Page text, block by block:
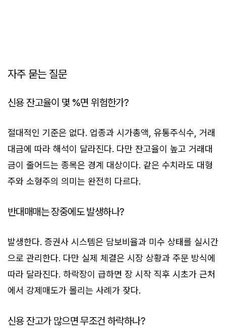
자주 묻는 질문
신용 잔고율이 몇 %면 위험한가?
절대적인 기준은 없다. 업종과 시가총액, 유통주식수, 거래
대금에 따라 해석이 달라진다. 다만 잔고율이 높고 거래대
금이 줄어드는 종목은 경계 대상이다. 같은 수치라도 대형
주와 소형주의 의미는 완전히 다르다.
반대매매는 장중에도 발생하나?
발생한다. 증권사 시스템은 담보비율과 미수 상태를 실시간
으로 관리한다. 다만 실제 체결은 시장 상황과 주문 방식에
따라 달라진다. 하락장이 급하면 장 시작 직후 시초가 근처
에서 강제매도가 몰리는 사례가 잦다.
신용 잔고가 많으면 무조건 하락하나?